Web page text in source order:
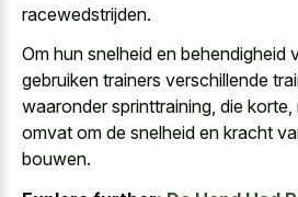
racewedstrijden.
Om hun snelheid en behendigheid
gebruiken trainers verschillende
waaronder sprinttraining, die
omvat om de snelheid en kracht
bouwen.